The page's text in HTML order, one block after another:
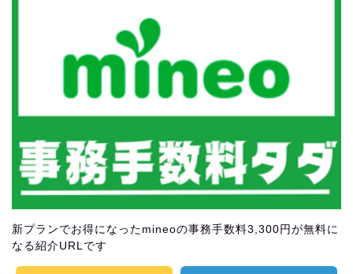
新プランでお得になったmineoの事務手数料3,300円が無料に
なる紹介URLです